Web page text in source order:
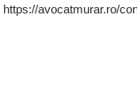
https://avocatmurar.ro/